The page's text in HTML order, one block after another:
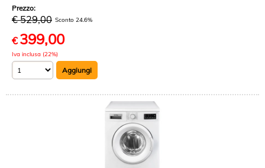
Prezzo:
€ 529,00 Sconto 24.6%
€ 399,00
Iva inclusa (22%)